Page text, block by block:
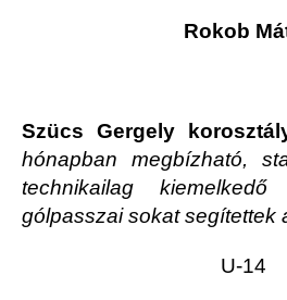
Rokob
Szücs Gergely
hónapban megbízható,
technikailag
gólpasszai sokat segítettek
U-14